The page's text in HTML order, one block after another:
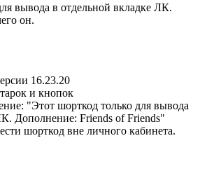
вывода в отдельной вкладке ЛК.
он.
16.23.20
и кнопок
"Этот шорткод только для вывода
Дополнение: Friends of Friends"
шорткод вне личного кабинета.